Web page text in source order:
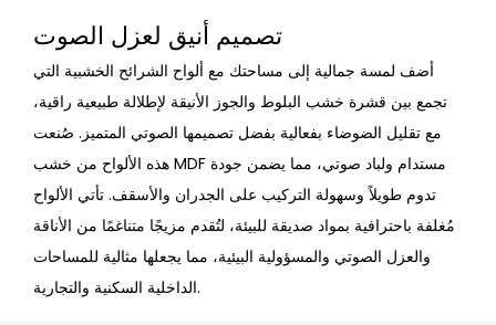
تصميم أنيق لعزل الصوت
أضف لمسة جمالية إلى مساحتك مع ألواح الشرائح الخشبية التي
تجمع بين قشرة خشب البلوط والجوز الأنيقة لإطلالة طبيعية راقية،
مع تقليل الضوضاء بفعالية بفضل تصميمها الصوتي المتميز. صُنعت
هذه الألواح من خشب MDF مستدام ولباد صوتي، مما يضمن جودة
تدوم طويلاً وسهولة التركيب على الجدران والأسقف. تأتي الألواح
مُغلفة باحترافية بمواد صديقة للبيئة، لتُقدم مزيجًا متناغمًا من الأناقة
والعزل الصوتي والمسؤولية البيئية، مما يجعلها مثالية للمساحات
الداخلية السكنية والتجارية.